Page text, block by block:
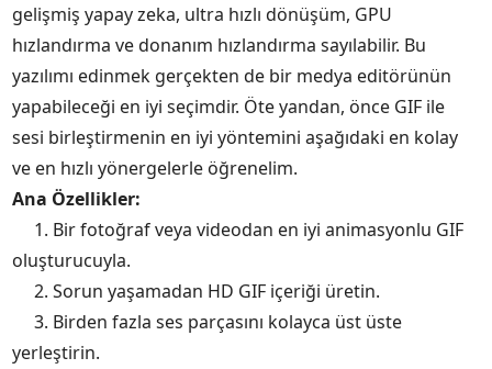
gelişmiş yapay zeka, ultra hızlı dönüşüm, GPU
hızlandırma ve donanım hızlandırma sayılabilir. Bu
yazılımı edinmek gerçekten de bir medya editörünün
yapabileceği en iyi seçimdir. Öte yandan, önce GIF ile
sesi birleştirmenin en iyi yöntemini aşağıdaki en kolay
ve en hızlı yönergelerle öğrenelim.
Ana Özellikler:
1. Bir fotoğraf veya videodan en iyi animasyonlu GIF
oluşturucuyla.
2. Sorun yaşamadan HD GIF içeriği üretin.
3. Birden fazla ses parçasını kolayca üst üste
yerleştirin.